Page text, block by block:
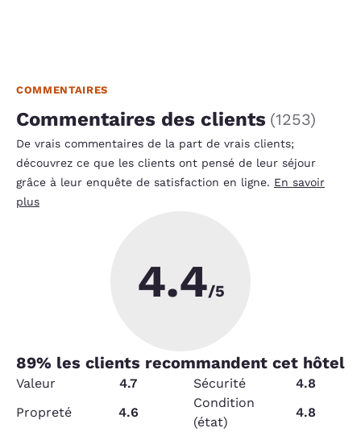
COMMENTAIRES
Commentaires des clients (1253)
De vrais commentaires de la part de vrais clients;
découvrez ce que les clients ont pensé de leur séjour
grâce à leur enquête de satisfaction en ligne. En savoir
plus
4.4/5
89% les clients recommandent cet hôtel
Valeur 4.7 Sécurité
4.8
Propreté
4.6
Condition
(état)
4.8